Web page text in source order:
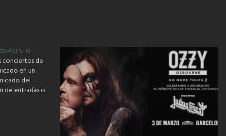
conciertos de
en un
del
de entradas o